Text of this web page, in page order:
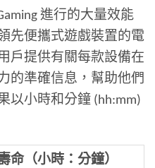
進行的大量效能
先便攜式遊戲裝置的電
戶提供有關每款設備在
的準確信息，幫助他們
以小時和分鐘 (hh:mm)
命（小時：分鐘）